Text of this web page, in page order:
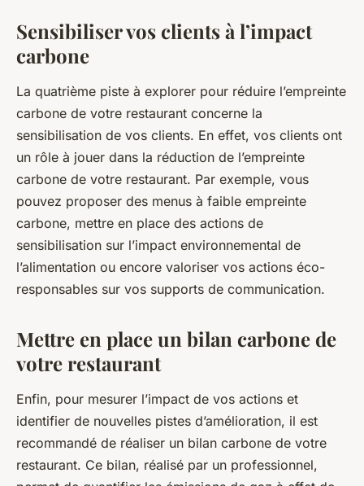
Sensibiliser vos clients à l’impact
carbone
La quatrième piste à explorer pour réduire l’empreinte
carbone de votre restaurant concerne la
sensibilisation de vos clients. En effet, vos clients ont
un rôle à jouer dans la réduction de l’empreinte
carbone de votre restaurant. Par exemple, vous
pouvez proposer des menus à faible empreinte
carbone, mettre en place des actions de
sensibilisation sur l’impact environnemental de
l’alimentation ou encore valoriser vos actions éco-
responsables sur vos supports de communication.
Mettre en place un bilan carbone de
votre restaurant
Enfin, pour mesurer l’impact de vos actions et
identifier de nouvelles pistes d’amélioration, il est
recommandé de réaliser un bilan carbone de votre
restaurant. Ce bilan, réalisé par un professionnel,